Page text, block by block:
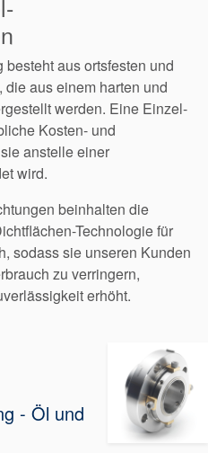
aus ortsfesten und
aus einem harten und
werden. Eine Einzel-
Kosten- und
anstelle einer
wird.
beinhalten die
Technologie für
sodass sie unseren Kunden
zu verringern,
erhöht.
- Öl und